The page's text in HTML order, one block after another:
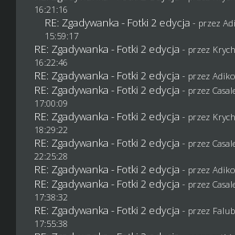
16:21:16
RE: Zgadywanka - Fotki 2 edycja - przez
15:59:17
RE: Zgadywanka - Fotki 2 edycja - przez
16:22:46
RE: Zgadywanka - Fotki 2 edycja - przez
RE: Zgadywanka - Fotki 2 edycja - przez
17:00:09
RE: Zgadywanka - Fotki 2 edycja - przez
18:29:22
RE: Zgadywanka - Fotki 2 edycja - przez
22:25:28
RE: Zgadywanka - Fotki 2 edycja - przez
RE: Zgadywanka - Fotki 2 edycja - przez
17:38:32
RE: Zgadywanka - Fotki 2 edycja - przez
17:55:38